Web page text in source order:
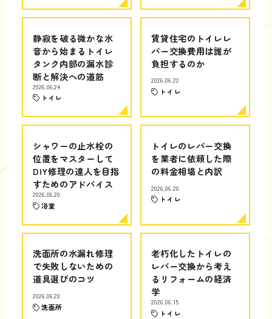
静寂を破る微かな水
音から始まるトイレ
タンク内部の漏水診
断と解決への道筋
2026.06.24
トイレ
賃貸住宅のトイレレ
バー交換費用は誰が
負担するのか
2026.06.22
トイレ
シャワーの止水栓の
位置をマスターして
DIY修理の達人を目指
すためのアドバイス
2026.06.20
浴室
トイレのレバー交換
を業者に依頼した際
の料金相場と内訳
2026.06.20
トイレ
洗面所の水漏れ修理
で失敗しないための
道具選びのコツ
2026.06.20
洗面所
老朽化したトイレの
レバー交換から考え
るリフォームの経済
学
2026.06.15
トイレ